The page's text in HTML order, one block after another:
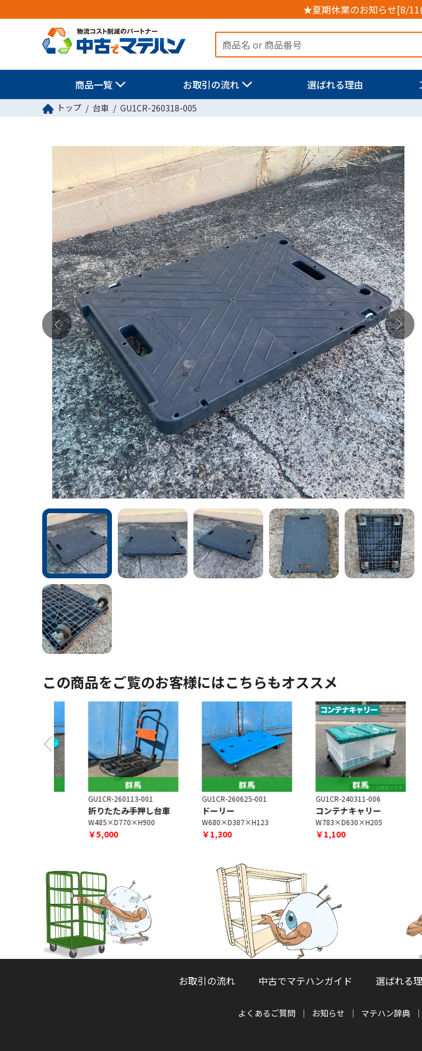
★夏期休業のお知らせ[8/
商品一覧 お取引の流れ 選ばれる理由
トップ 台車 GU1CR-260318-005
この商品をご覧のお客様にはこちらもオススメ
群馬
GU1CR-260113-001
折りたたみ手押し台車
W485×D770×H900
￥5,000
GU1CR-260625-001
ドーリー
W680×D387×H123
￥1,300
群馬
GU1CR-240311-006
コンテナキャリー
W783×D630×H205
￥1,100 ￥
お取引の流れ 中古でマテハンガイド 選ばれる
よくあるご質問 お知らせ マテハン辞典